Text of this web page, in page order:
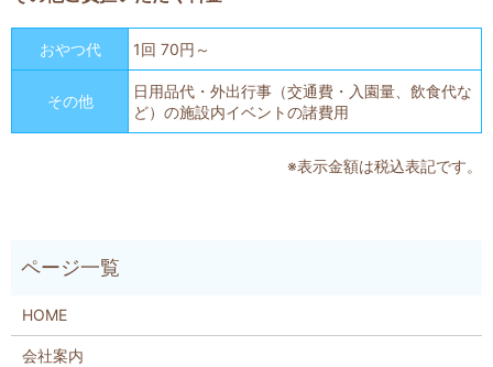
おやつ代 1回 70円～
その他
日用品代・外出行事（交通費・入園量、飲食代な
ど）の施設内イベントの諸費用
※表示金額は税込表記です。
HOME
会社案内